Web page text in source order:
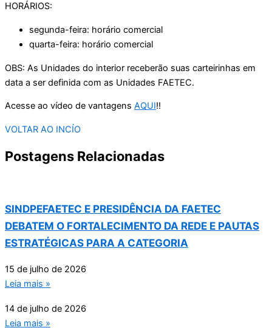
HORÁRIOS:
segunda-feira: horário comercial
quarta-feira: horário comercial
OBS: As Unidades do interior receberão suas carteirinhas em
data a ser definida com as Unidades FAETEC.
Acesse ao vídeo de vantagens AQUI!!
VOLTAR AO INCÍO
Postagens Relacionadas
SINDPEFAETEC E PRESIDÊNCIA DA FAETEC
DEBATEM O FORTALECIMENTO DA REDE E PAUTAS
ESTRATÉGICAS PARA A CATEGORIA
15 de julho de 2026
Leia mais »
14 de julho de 2026
Leia mais »